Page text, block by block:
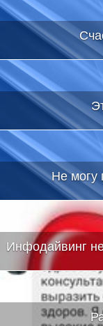
Не могу
Инфодайвинг